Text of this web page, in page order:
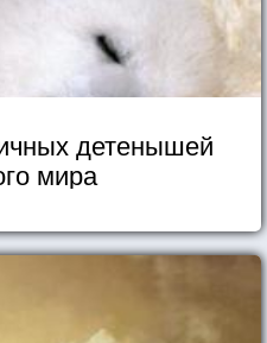
детенышей
мира